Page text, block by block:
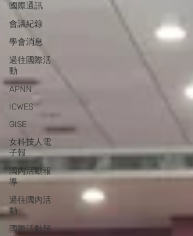
國際通訊
會議紀錄
學會消息
過往國際活
動
APNN
ICWES
GISE
女科技人電
子報
國內活動報
導
過往國內活
動
國際活動預